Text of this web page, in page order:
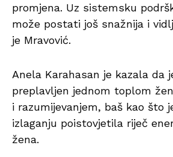
promjena. Uz sistemsku
može postati još snažnija i
je Mravović.
Anela Karahasan je kazala da
preplavljen jednom toplom
i razumijevanjem, baš kao što
izlaganju poistovjetila riječ
žena.